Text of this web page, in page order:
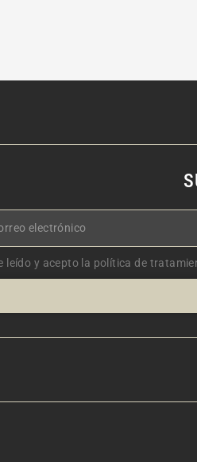
leído y acepto la política de